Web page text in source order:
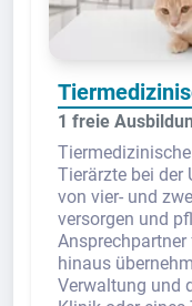
1 freie
Tierärzte bei der
von vier- und
versorgen und
hinaus
Verwaltung und